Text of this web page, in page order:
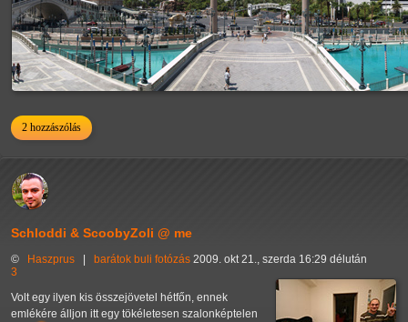
2 hozzászólás
Schloddi & ScoobyZoli @ me
© Haszprus barátok buli fotózás 2009. okt 21., szerda 16:29 délután
3
Volt egy ilyen kis összejövetel hétfőn, ennek
emlékére álljon itt egy tökéletesen szalonképtelen